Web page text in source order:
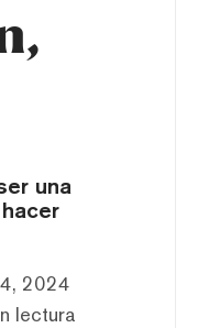
una
2024
lectura